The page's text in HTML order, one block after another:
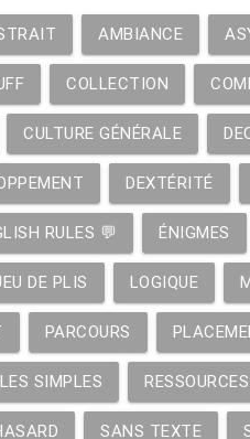
AMBIANCE
COLLECTION
CULTURE GÉNÉRALE
DEXTÉRITÉ
RULES 💬 ÉNIGMES
DE PLIS LOGIQUE
PARCOURS
SIMPLES RESSOURCES
SANS TEXTE